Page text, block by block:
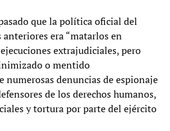
que la política oficial del
era “matarlos en
extrajudiciales, pero
o mentido
numerosas denuncias de espionaje
de los derechos humanos,
y tortura por parte del ejército